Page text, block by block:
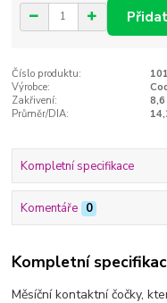
Číslo produktu:
101
Výrobce:
Zakřivení:
8,6
Průměr/DIA:
Kompletní specifikace
Komentáře 0
Kompletní
Měsíční kontaktní čočky,